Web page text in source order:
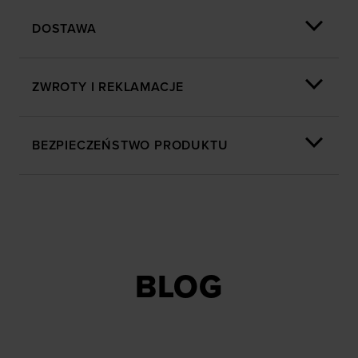
DOSTAWA
ZWROTY I REKLAMACJE
BEZPIECZEŃSTWO PRODUKTU
BLOG